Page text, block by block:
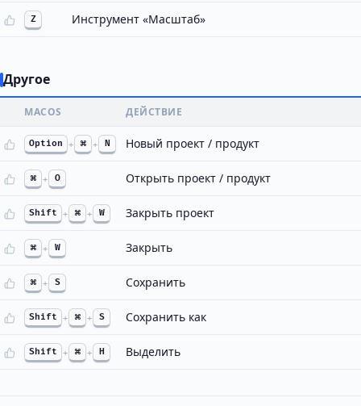
Z Инструмент «Масштаб»
Другое
MACOS ДЕЙСТВИЕ
Option + ⌘ + N Новый проект / продукт
⌘ + O Открыть проект / продукт
Shift + ⌘ + W Закрыть проект
⌘ + W Закрыть
⌘ + S Сохранить
Shift + ⌘ + S Сохранить как
Shift + ⌘ + H Выделить